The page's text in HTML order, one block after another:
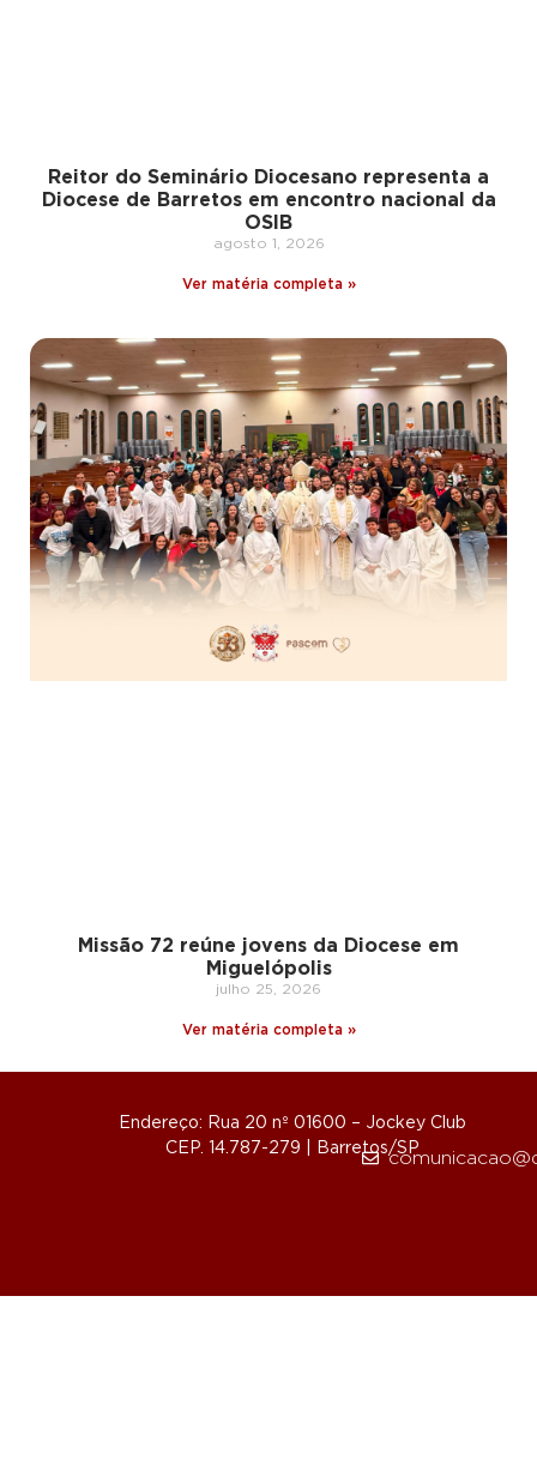
Reitor do Seminário Diocesano representa a
Diocese de Barretos em encontro nacional da
OSIB
agosto 1, 2026
Ver matéria completa »
Missão 72 reúne jovens da Diocese em
Miguelópolis
julho 25, 2026
Ver matéria completa »
Endereço: Rua 20 nº 01600 – Jockey Club
CEP. 14.787-279 | Barretos/SP